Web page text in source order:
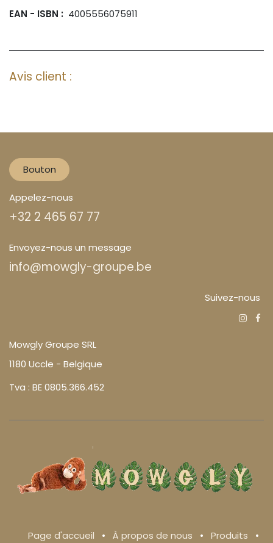
EAN - ISBN : 4005556075911
Avis client :
Bouton
Appelez-nous
+32 2 465 67 77
Envoyez-nous un message
info@mowgly-groupe.be
Suivez-nous
Mowgly Groupe SRL
1180 Uccle - Belgique
Tva : BE 0805.366.452
Page d'accueil • À propos de nous • Produits
•